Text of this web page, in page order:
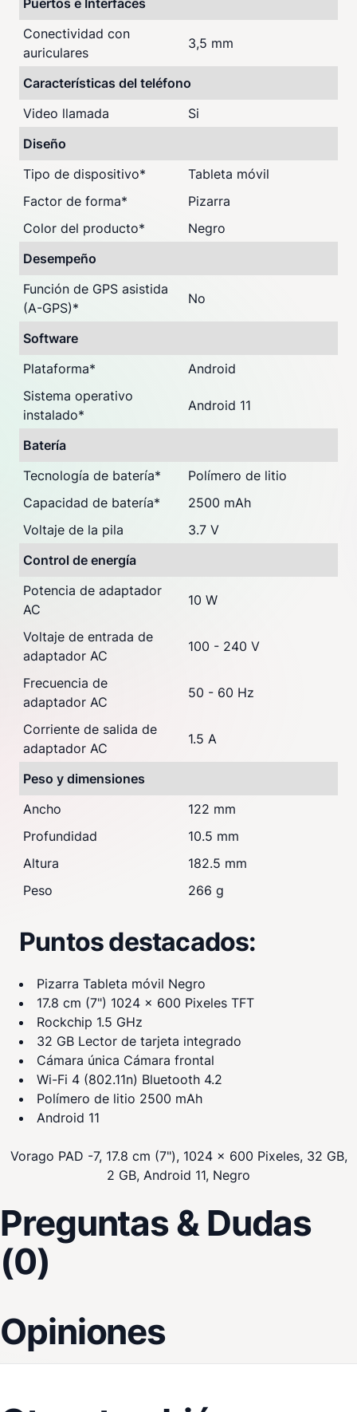
Puertos e Interfaces
Conectividad con
auriculares
3,5 mm
Características del teléfono
Video llamada
Si
Diseño
Tipo de dispositivo*
Tableta móvil
Factor de forma*
Pizarra
Color del producto*
Negro
Desempeño
Función de GPS asistida
(A-GPS)*
No
Software
Plataforma*
Android
Sistema operativo
instalado*
Android 11
Batería
Tecnología de batería*
Polímero de litio
Capacidad de batería*
2500 mAh
Voltaje de la pila
3.7 V
Control de energía
Potencia de adaptador
AC
10 W
Voltaje de entrada de
adaptador AC
100 - 240 V
Frecuencia de
adaptador AC
50 - 60 Hz
Corriente de salida de
adaptador AC
1.5 A
Peso y dimensiones
Ancho
122 mm
Profundidad
10.5 mm
Altura
182.5 mm
Peso
266 g
Puntos destacados:
Pizarra Tableta móvil Negro
17.8 cm (7") 1024 x 600 Pixeles TFT
Rockchip 1.5 GHz
32 GB Lector de tarjeta integrado
Cámara única Cámara frontal
Wi-Fi 4 (802.11n) Bluetooth 4.2
Polímero de litio 2500 mAh
Android 11
Vorago PAD -7, 17.8 cm (7"), 1024 x 600 Pixeles, 32 GB,
2 GB, Android 11, Negro
Preguntas & Dudas
(0)
Opiniones